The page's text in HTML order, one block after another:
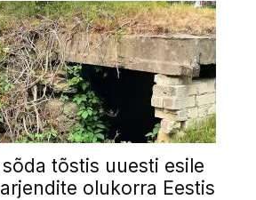
tõstis uuesti esile
olukorra Eestis